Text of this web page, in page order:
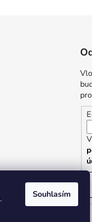
. Souhlasím